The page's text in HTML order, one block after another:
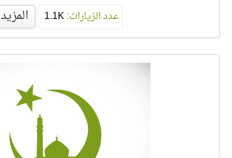
عدد الزيارات: المزيد